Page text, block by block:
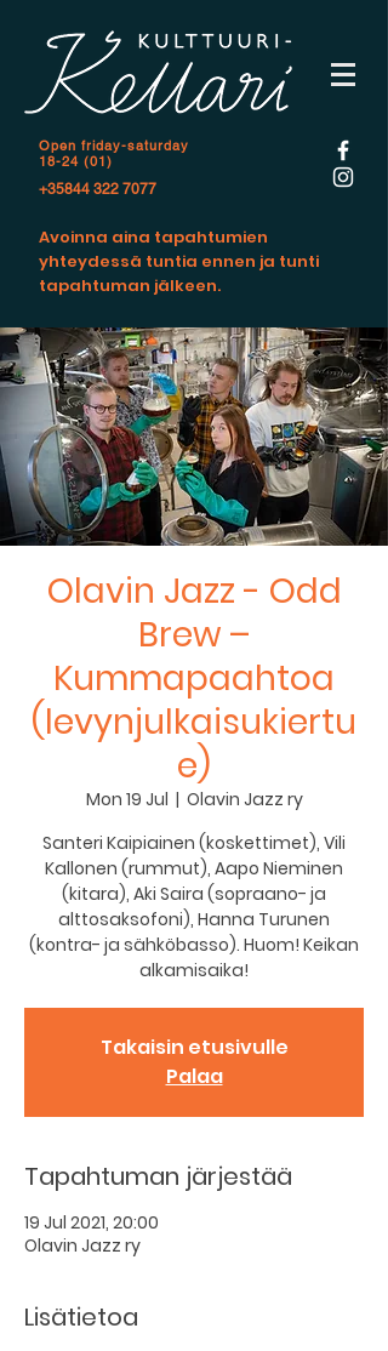
Open friday-saturday
18-24 (01)
+35844 322 7077
Avoinna aina tapahtumien
yhteydessä tuntia ennen ja tunti
tapahtuman jälkeen.
Olavin Jazz - Odd
Brew –
Kummapaahtoa
(levynjulkaisukiertu
e)
Mon 19 Jul
  |
Olavin Jazz ry
Santeri Kaipiainen (koskettimet), Vili
Kallonen (rummut), Aapo Nieminen
(kitara), Aki Saira (sopraano- ja
alttosaksofoni), Hanna Turunen
(kontra- ja sähköbasso). Huom! Keikan
Takaisin etusivulle
Palaa
Tapahtuman järjestää
19 Jul 2021, 20:00
Olavin Jazz ry
Lisätietoa